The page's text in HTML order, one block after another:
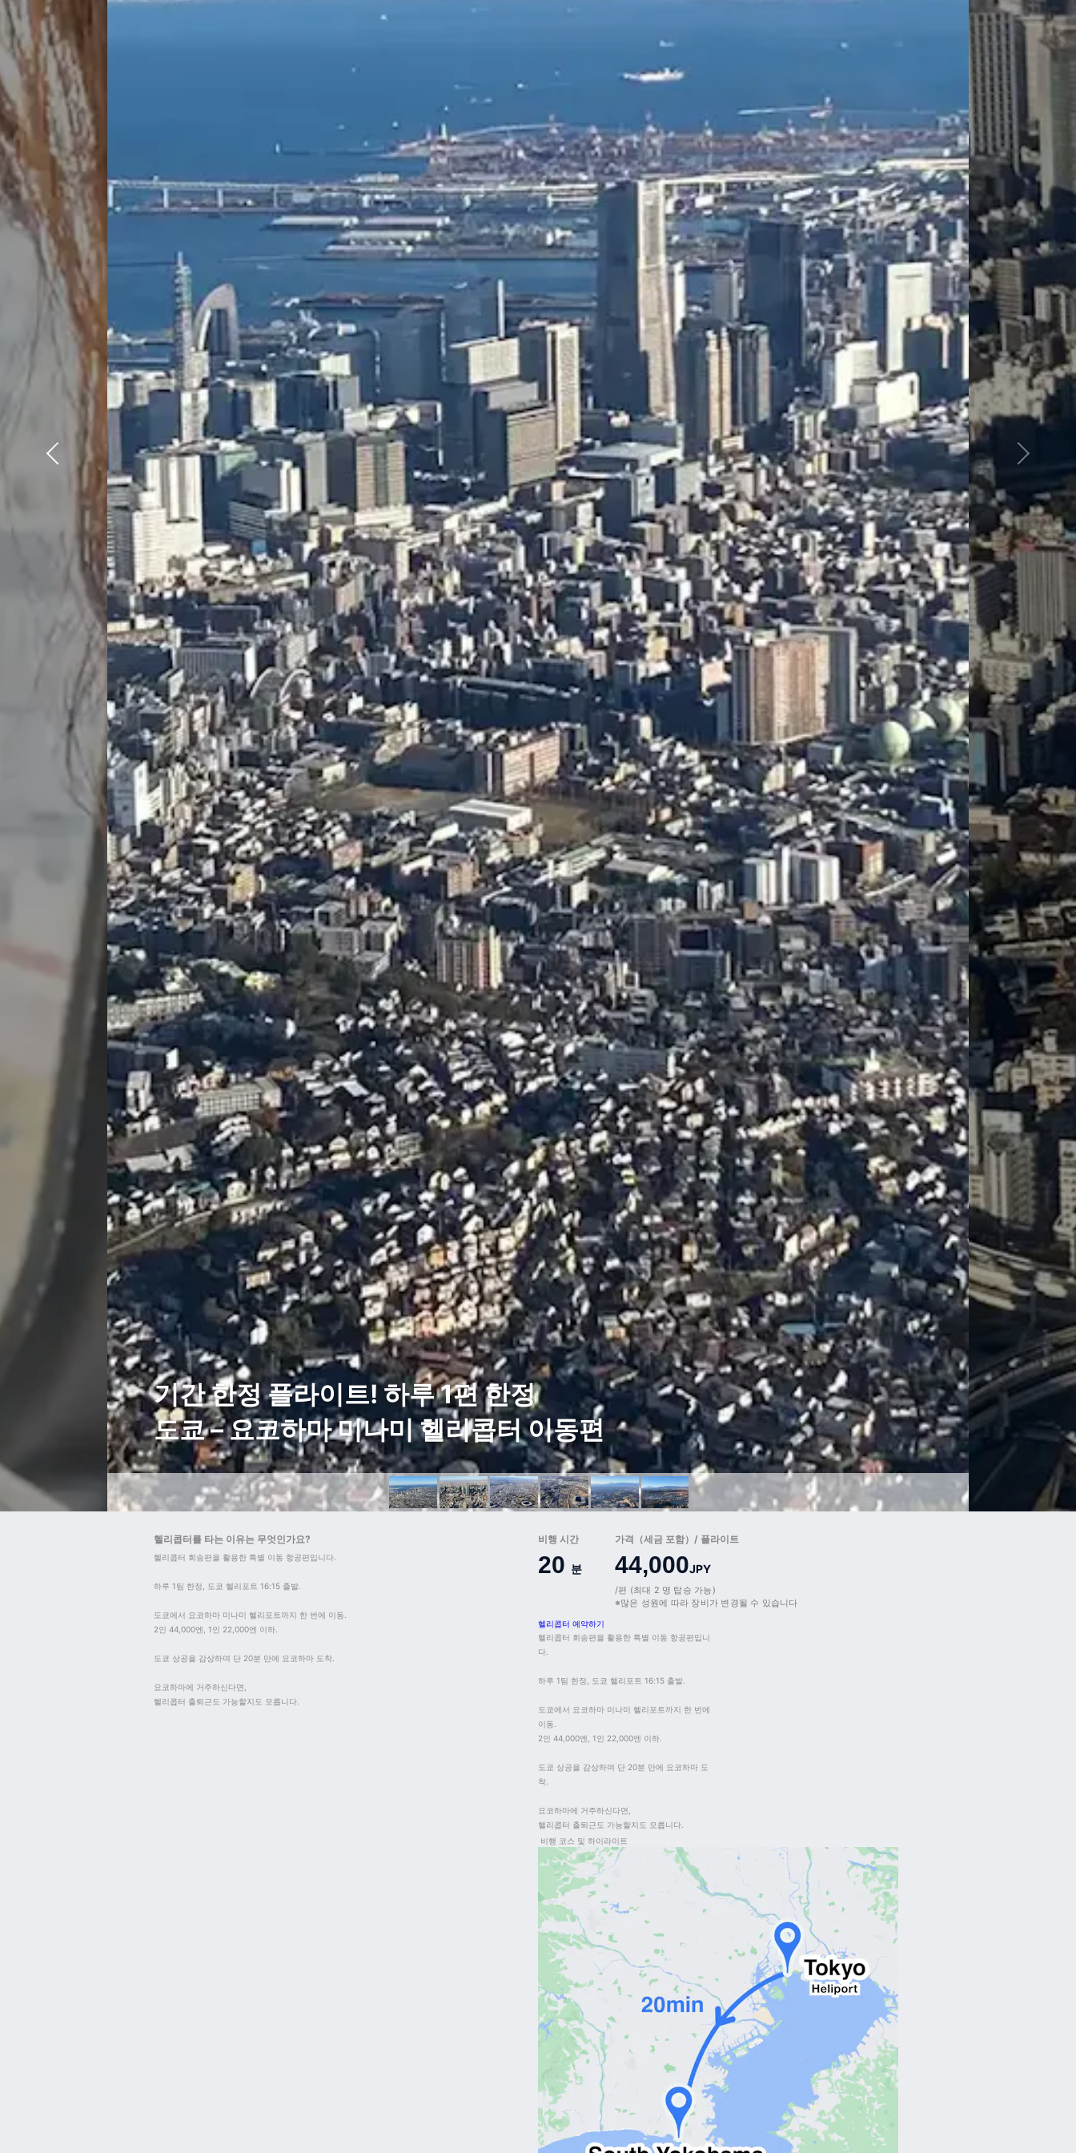
기간 한정 플라이트! 하루 1편 한정
도쿄 – 요코하마 미나미 헬리콥터 이동편
비행 시간
20 분
가격（세금 포함）/ 플라이트
44,000JPY
/편 (최대 2 명 탑승 가능)
※많은 성원에 따라 장비가 변경될 수 있습니다
헬리콥터 예약하기
헬리콥터 회송편을 활용한 특별 이동 항공편입니
다.
하루 1팀 한정, 도쿄 헬리포트 16:15 출발.
도쿄에서 요코하마 미나미 헬리포트까지 한 번에
이동.
2인 44,000엔, 1인 22,000엔 이하.
도쿄 상공을 감상하며 단 20분 만에 요코하마 도
착.
요코하마에 거주하신다면,
헬리콥터 출퇴근도 가능할지도 모릅니다.
비행 코스 및 하이라이트
헬리콥터를 타는 이유는 무엇인가요?
헬리콥터 회송편을 활용한 특별 이동 항공편입니다.
하루 1팀 한정, 도쿄 헬리포트 16:15 출발.
도쿄에서 요코하마 미나미 헬리포트까지 한 번에 이동.
2인 44,000엔, 1인 22,000엔 이하.
도쿄 상공을 감상하며 단 20분 만에 요코하마 도착.
요코하마에 거주하신다면,
헬리콥터 출퇴근도 가능할지도 모릅니다.